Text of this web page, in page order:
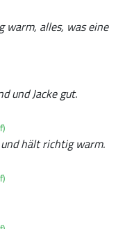
warm, alles, was eine
und Jacke gut.
und hält richtig warm.